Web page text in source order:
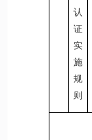
认
证
实
施
规
则